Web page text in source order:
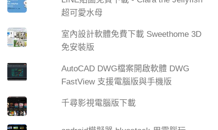
超可愛水母
室內設計軟體免費下載 Sweethome 3D
免安裝版
AutoCAD DWG檔案開啟軟體 DWG
FastView 支援電腦版與手機版
千尋影視電腦版下載